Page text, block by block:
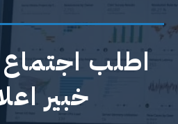
اطلب
خبير